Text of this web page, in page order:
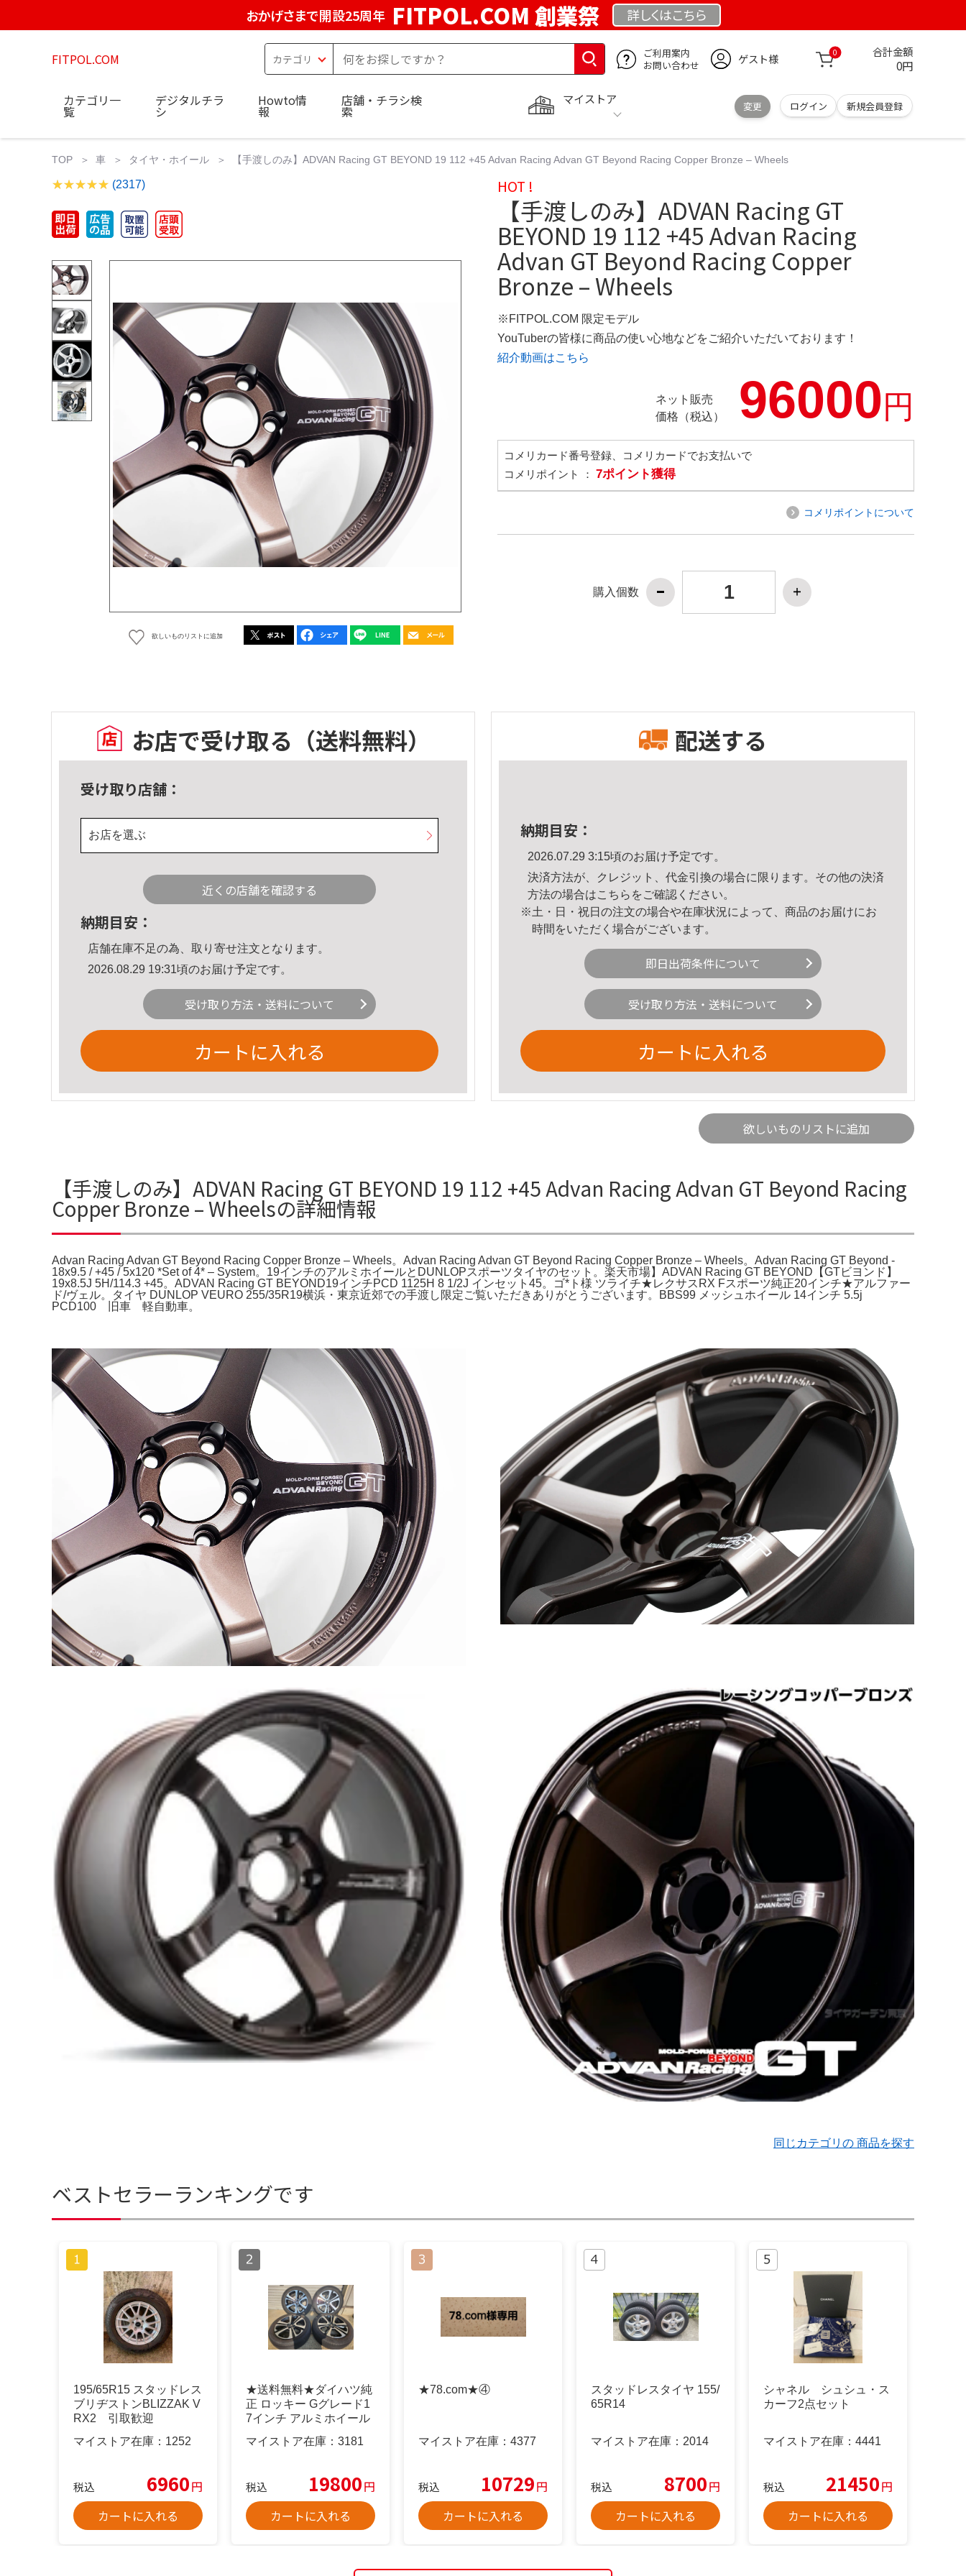
おかげさまで開設25周年 FITPOL.COM 創業祭 詳しくはこちら
FITPOL.COM
ご利用案内
お問い合わせ
ゲスト様 0 合計金額
0円
マイストア
変更 ログイン 新規会員登録
カテゴリ一
覧
デジタルチラ
シ
Howto情
報
店舗・チラシ検
索
TOP 車 タイヤ・ホイール 【手渡しのみ】ADVAN Racing GT BEYOND 19 112 +45 Advan Racing Advan GT Beyond Racing Copper Bronze – Wheels
(2317)
欲しいものリストに追加
HOT !
【手渡しのみ】ADVAN Racing GT
BEYOND 19 112 +45 Advan Racing
Advan GT Beyond Racing Copper
Bronze – Wheels
※FITPOL.COM 限定モデル
YouTuberの皆様に商品の使い心地などをご紹介いただいております！
紹介動画はこちら
ネット販売
価格（税込）
96000円
コメリカード番号登録、コメリカードでお支払いで
コメリポイント ： 7ポイント獲得
コメリポイントについて
購入個数
お店で受け取る （送料無料）
受け取り店舗：
お店を選ぶ
近くの店舗を確認する
納期目安：
店舗在庫不足の為、取り寄せ注文となります。
2026.08.29 19:31頃のお届け予定です。
受け取り方法・送料について
カートに入れる
配送する
納期目安：
2026.07.29 3:15頃のお届け予定です。
決済方法が、クレジット、代金引換の場合に限ります。その他の決済
方法の場合はこちら をご確認ください。
※土・日・祝日の注文の場合や在庫状況によって、商品のお届けにお
時間をいただく場合がございます。
即日出荷条件について
受け取り方法・送料について
カートに入れる
欲しいものリストに追加
【手渡しのみ】ADVAN Racing GT BEYOND 19 112 +45 Advan Racing Advan GT Beyond Racing
Copper Bronze – Wheelsの詳細情報
Advan Racing Advan GT Beyond Racing Copper Bronze – Wheels。Advan Racing Advan GT Beyond Racing Copper Bronze – Wheels。Advan Racing GT Beyond -
18x9.5 / +45 / 5x120 *Set of 4* – System。19インチのアルミホイールとDUNLOPスポーツタイヤのセット。楽天市場】ADVAN Racing GT BEYOND【GTビヨンド】
19x8.5J 5H/114.3 +45。ADVAN Racing GT BEYOND19インチPCD 1125H 8 1/2J インセット45。ゴ*ト様 ツライチ★レクサスRX Fスポーツ純正20インチ★アルファー
ド/ヴェル。タイヤ DUNLOP VEURO 255/35R19横浜・東京近郊での手渡し限定ご覧いただきありがとうございます。BBS99 メッシュホイール 14インチ 5.5j
PCD100 旧車 軽自動車。
同じカテゴリの 商品を探す
ベストセラーランキングです
195/65R15 スタッドレス
ブリヂストンBLIZZAK V
RX2 引取歓迎
マイストア在庫： 1252
税込 6960円
カートに入れる
★送料無料★ダイハツ純
正 ロッキー Gグレード1
7インチ アルミホイール
マイストア在庫： 3181
税込 19800円
カートに入れる
★78.com★④
マイストア在庫： 4377
税込 10729円
カートに入れる
スタッドレスタイヤ 155/
65R14
マイストア在庫： 2014
税込 8700円
カートに入れる
シャネル シュシュ・ス
カーフ2点セット
マイストア在庫： 4441
税込 21450円
カートに入れる